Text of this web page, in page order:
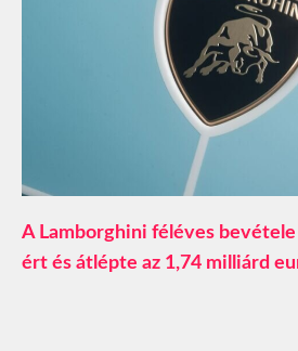
A Lamborghini féléves
ért és átlépte az 1,74 milliárd